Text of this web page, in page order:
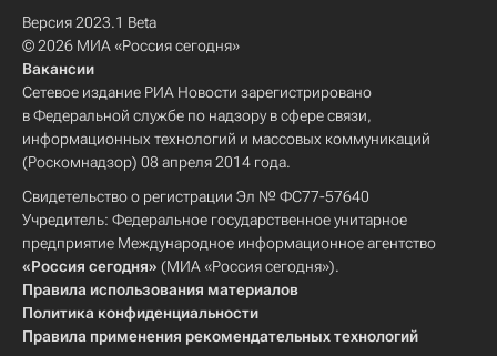
Версия 2023.1 Beta
© 2026 МИА «Россия сегодня»
Вакансии
Сетевое издание РИА Новости зарегистрировано
в Федеральной службе по надзору в сфере связи,
информационных технологий и массовых коммуникаций
(Роскомнадзор) 08 апреля 2014 года.
Свидетельство о регистрации Эл № ФС77-57640
Учредитель: Федеральное государственное унитарное
предприятие Международное информационное агентство
«Россия сегодня» (МИА «Россия сегодня»).
Правила использования материалов
Политика конфиденциальности
Правила применения рекомендательных технологий